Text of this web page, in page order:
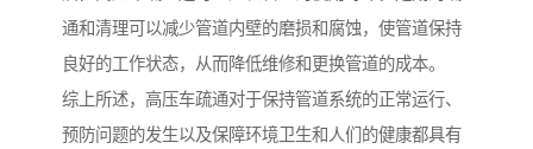
通和清理可以减少管道内壁的磨损和腐蚀，使管道保持
良好的工作状态，从而降低维修和更换管道的成本。
综上所述，高压车疏通对于保持管道系统的正常运行、
预防问题的发生以及保障环境卫生和人们的健康都具有